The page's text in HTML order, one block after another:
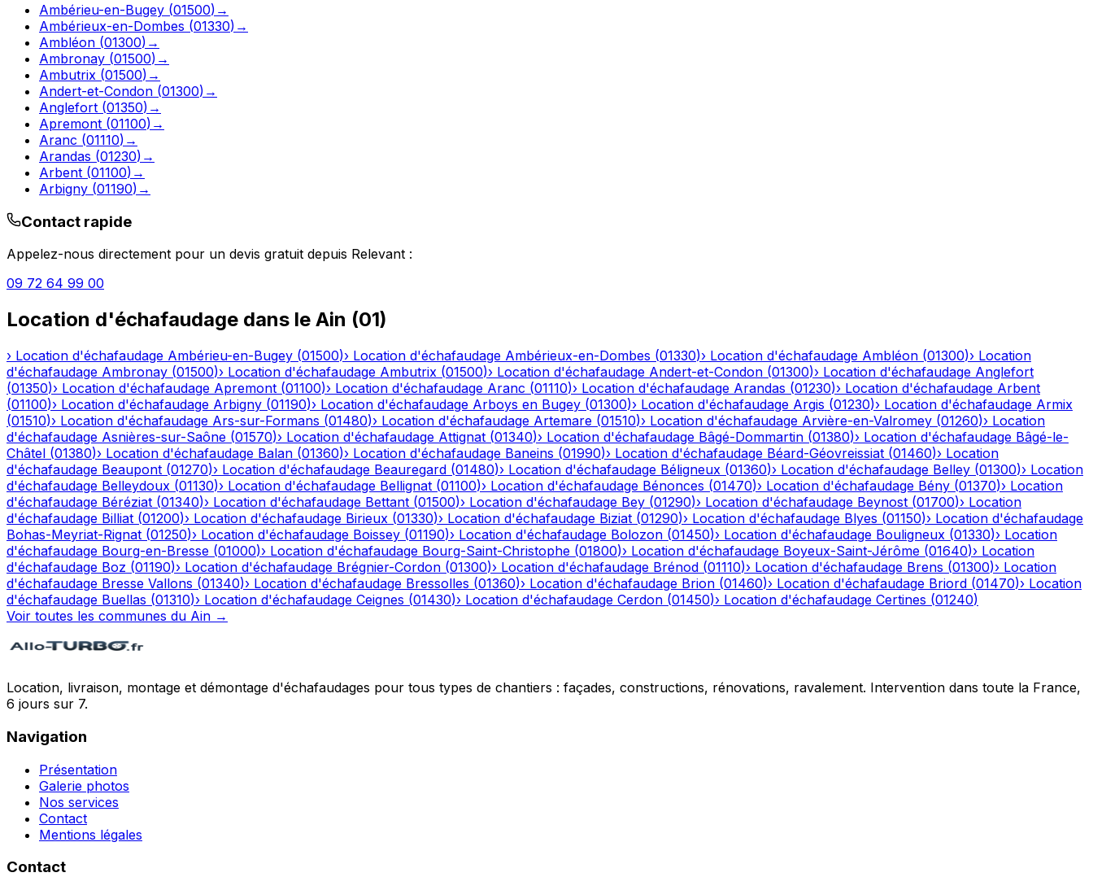
Ambérieu-en-Bugey (01500) →
Ambérieux-en-Dombes (01330) →
Ambléon (01300) →
Ambronay (01500) →
Ambutrix (01500) →
Andert-et-Condon (01300) →
Anglefort (01350) →
Apremont (01100) →
Aranc (01110) →
Arandas (01230) →
Arbent (01100) →
Arbigny (01190) →
Contact rapide
Appelez-nous directement pour un devis gratuit depuis Relevant :
09 72 64 99 00
Location d'échafaudage dans le Ain (01)
› Location d'échafaudage Ambérieu-en-Bugey (01500)› Location d'échafaudage Ambérieux-en-Dombes (01330)› Location d'échafaudage Ambléon (01300)› Location
d'échafaudage Ambronay (01500)› Location d'échafaudage Ambutrix (01500)› Location d'échafaudage Andert-et-Condon (01300)› Location d'échafaudage Anglefort
(01350)› Location d'échafaudage Apremont (01100)› Location d'échafaudage Aranc (01110)› Location d'échafaudage Arandas (01230)› Location d'échafaudage Arbent
(01100)› Location d'échafaudage Arbigny (01190)› Location d'échafaudage Arboys en Bugey (01300)› Location d'échafaudage Argis (01230)› Location d'échafaudage Armix
(01510)› Location d'échafaudage Ars-sur-Formans (01480)› Location d'échafaudage Artemare (01510)› Location d'échafaudage Arvière-en-Valromey (01260)› Location
d'échafaudage Asnières-sur-Saône (01570)› Location d'échafaudage Attignat (01340)› Location d'échafaudage Bâgé-Dommartin (01380)› Location d'échafaudage Bâgé-le-
Châtel (01380)› Location d'échafaudage Balan (01360)› Location d'échafaudage Baneins (01990)› Location d'échafaudage Béard-Géovreissiat (01460)› Location
d'échafaudage Beaupont (01270)› Location d'échafaudage Beauregard (01480)› Location d'échafaudage Béligneux (01360)› Location d'échafaudage Belley (01300)› Location
d'échafaudage Belleydoux (01130)› Location d'échafaudage Bellignat (01100)› Location d'échafaudage Bénonces (01470)› Location d'échafaudage Bény (01370)› Location
d'échafaudage Béréziat (01340)› Location d'échafaudage Bettant (01500)› Location d'échafaudage Bey (01290)› Location d'échafaudage Beynost (01700)› Location
d'échafaudage Billiat (01200)› Location d'échafaudage Birieux (01330)› Location d'échafaudage Biziat (01290)› Location d'échafaudage Blyes (01150)› Location d'échafaudage
Bohas-Meyriat-Rignat (01250)› Location d'échafaudage Boissey (01190)› Location d'échafaudage Bolozon (01450)› Location d'échafaudage Bouligneux (01330)› Location
d'échafaudage Bourg-en-Bresse (01000)› Location d'échafaudage Bourg-Saint-Christophe (01800)› Location d'échafaudage Boyeux-Saint-Jérôme (01640)› Location
d'échafaudage Boz (01190)› Location d'échafaudage Brégnier-Cordon (01300)› Location d'échafaudage Brénod (01110)› Location d'échafaudage Brens (01300)› Location
d'échafaudage Bresse Vallons (01340)› Location d'échafaudage Bressolles (01360)› Location d'échafaudage Brion (01460)› Location d'échafaudage Briord (01470)› Location
d'échafaudage Buellas (01310)› Location d'échafaudage Ceignes (01430)› Location d'échafaudage Cerdon (01450)› Location d'échafaudage Certines (01240)
Voir toutes les communes du Ain →
Location, livraison, montage et démontage d'échafaudages pour tous types de chantiers : façades, constructions, rénovations, ravalement. Intervention dans toute la France,
6 jours sur 7.
Navigation
Présentation
Galerie photos
Nos services
Contact
Mentions légales
Contact